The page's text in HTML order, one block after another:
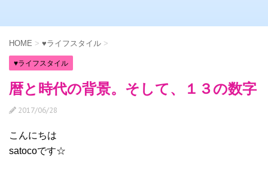
HOME > ♥ライフスタイル >
♥ライフスタイル
暦と時代の背景。そして、１３の数字
2017/06/28
こんにちは
satocoです☆